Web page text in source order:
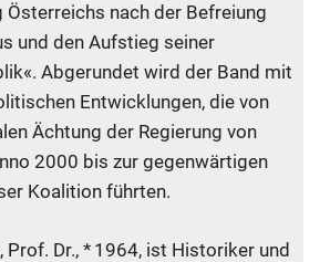
Österreichs nach der Befreiung
und den Aufstieg seiner
Abgerundet wird der Band mit
Entwicklungen, die von
Ächtung der Regierung von
2000 bis zur gegenwärtigen
Koalition führten.
, Prof. Dr., * 1964, ist Historiker und